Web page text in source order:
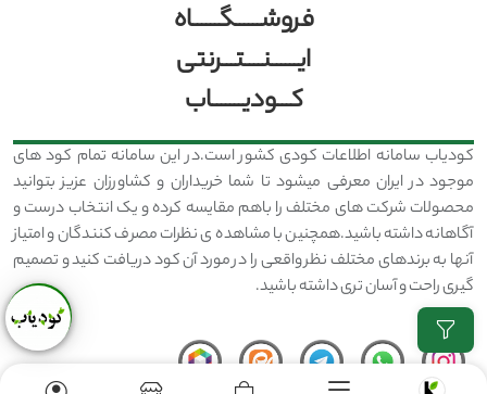
فروشــــــگــــــاه
ایــــــنــــتـــرنتی
کـــودیـــــــاب
کودیاب سامانه اطلاعات کودی کشور است.در این سامانه تمام کود های
موجود در ایران معرفی میشود تا شما خریداران و کشاورزان عزیز بتوانید
محصولات شرکت های مختلف را باهم مقایسه کرده و یک انتخاب درست و
آگاهانه داشته باشید.همچنین با مشاهده ی نظرات مصرف کنندگان و امتیاز
آنها به برندهای مختلف نظر واقعی را در مورد آن کود دریافت کنید و تصمیم
گیری راحت و آسان تری داشته باشید.